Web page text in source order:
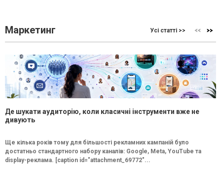
Маркетинг Усі статті >>
Де шукати аудиторію, коли класичні інструменти вже не
дивують
Ще кілька років тому для більшості рекламних кампаній було
достатньо стандартного набору каналів: Google, Meta, YouTube та
display-реклама. [caption id="attachment_69772"...